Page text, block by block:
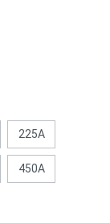
225A
450A